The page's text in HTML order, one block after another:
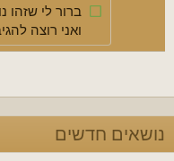
Verdana
ברור לי שזהו
ואני רוצה
נושאים חדשים